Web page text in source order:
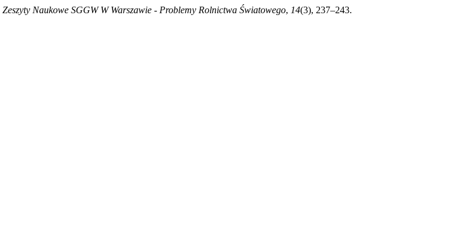
Zeszyty Naukowe SGGW W Warszawie - Problemy Rolnictwa Światowego, 14(3), 237–243.